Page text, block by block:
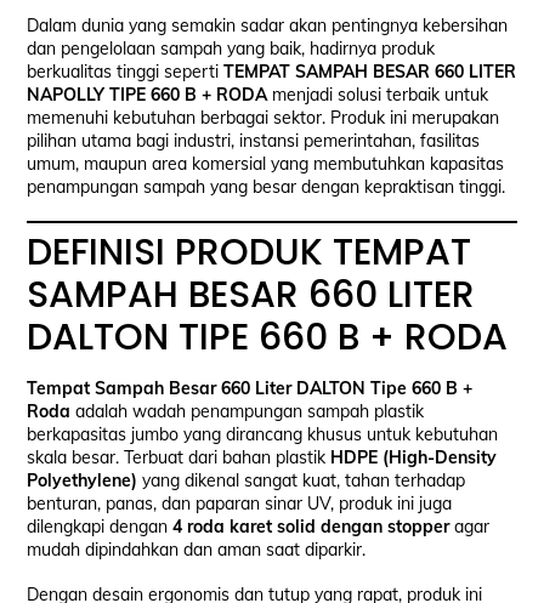
Dalam dunia yang semakin sadar akan pentingnya kebersihan
dan pengelolaan sampah yang baik, hadirnya produk
berkualitas tinggi sepertiTEMPAT SAMPAH BESAR 660 LITER
NAPOLLY TIPE 660 B + RODAmenjadi solusi terbaik untuk
memenuhi kebutuhan berbagai sektor. Produk ini merupakan
pilihan utama bagi industri, instansi pemerintahan, fasilitas
umum, maupun area komersial yang membutuhkan kapasitas
penampungan sampah yang besar dengan kepraktisan tinggi.
DEFINISI PRODUK TEMPAT
SAMPAH BESAR 660 LITER
DALTON TIPE 660 B + RODA
Tempat Sampah Besar 660 Liter DALTON Tipe 660 B +
Roda adalah wadah penampungan sampah plastik
berkapasitas jumbo yang dirancang khusus untuk kebutuhan
skala besar. Terbuat dari bahan plastik HDPE (High-Density
Polyethylene) yang dikenal sangat kuat, tahan terhadap
benturan, panas, dan paparan sinar UV, produk ini juga
dilengkapi dengan4 roda karet solid dengan stopperagar
mudah dipindahkan dan aman saat diparkir.
Dengan desain ergonomis dan tutup yang rapat, produk ini